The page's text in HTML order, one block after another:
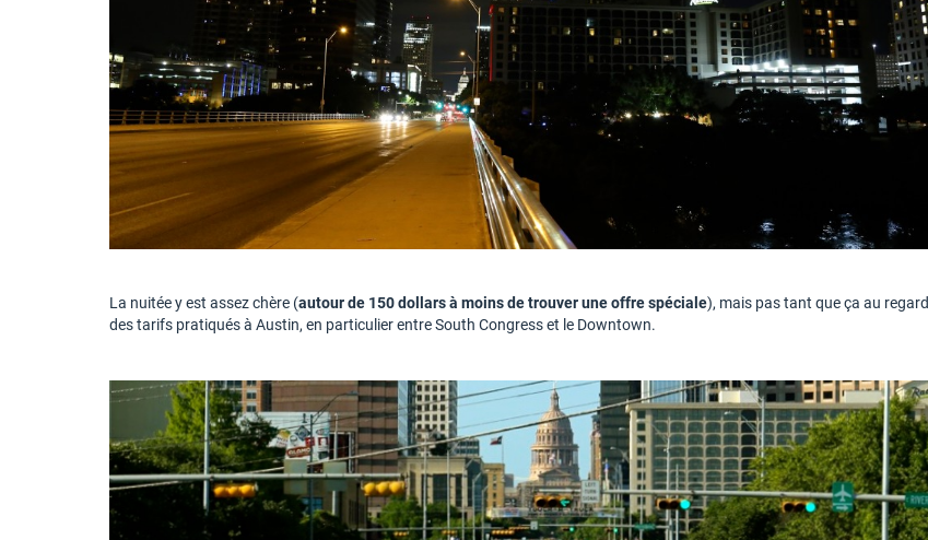
La nuitée y est assez chère (autour de 150 dollars à moins de trouver une offre spéciale), mais pas tant que ça au regard
des tarifs pratiqués à Austin, en particulier entre South Congress et le Downtown.